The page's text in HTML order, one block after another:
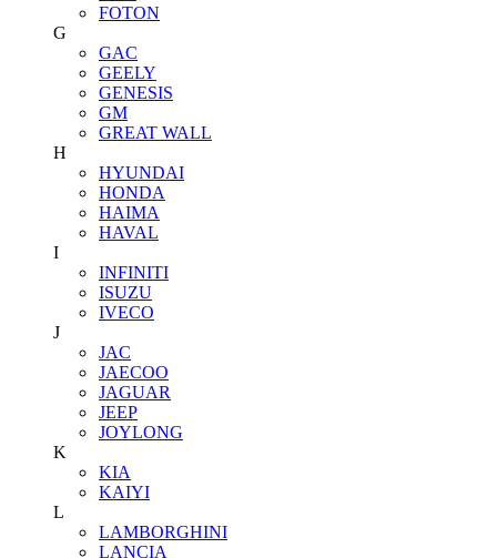
FOTON
G
GAC
GEELY
GENESIS
GM
GREAT WALL
H
HYUNDAI
HONDA
HAIMA
HAVAL
I
INFINITI
ISUZU
IVECO
J
JAC
JAECOO
JAGUAR
JEEP
JOYLONG
K
KIA
KAIYI
L
LAMBORGHINI
LANCIA